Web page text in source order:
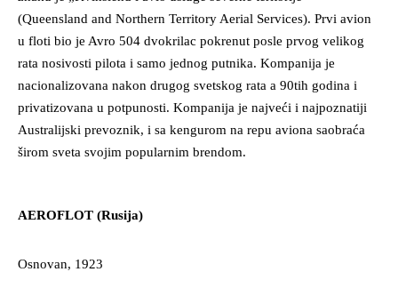
(Queensland and Northern Territory Aerial Services). Prvi avion
u floti bio je Avro 504 dvokrilac pokrenut posle prvog velikog
rata nosivosti pilota i samo jednog putnika. Kompanija je
nacionalizovana nakon drugog svetskog rata a 90tih godina i
privatizovana u potpunosti. Kompanija je najveći i najpoznatiji
Australijski prevoznik, i sa kengurom na repu aviona saobraća
širom sveta svojim popularnim brendom.
AEROFLOT (Rusija)
Osnovan, 1923